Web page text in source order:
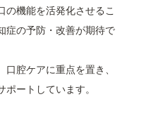
の機能を活発化させるこ
症の予防・改善が期待で
腔ケアに重点を置き、
ートしています。